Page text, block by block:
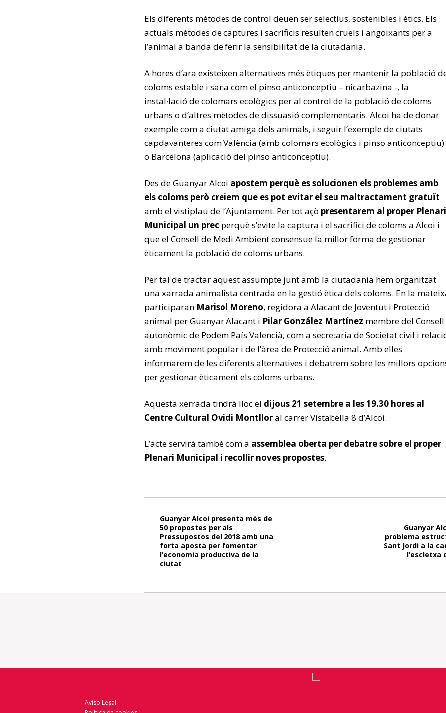
Els diferents mètodes de control deuen ser selectius, sostenibles i ètics. Els
actuals mètodes de captures i sacrificis resulten cruels i angoixants per a
l’animal a banda de ferir la sensibilitat de la ciutadania.
A hores d’ara existeixen alternatives més ètiques per mantenir la població
coloms estable i sana com el pinso anticonceptiu – nicarbazina -, la
instal·lació de colomars ecològics per al control de la població de coloms
urbans o d’altres mètodes de dissuasió complementaris. Alcoi ha de donar
exemple com a ciutat amiga dels animals, i seguir l’exemple de ciutats
capdavanteres com València (amb colomars ecològics i pinso anticonceptiu)
o Barcelona (aplicació del pinso anticonceptiu).
Des de Guanyar Alcoi apostem perquè es solucionen els problemes amb
els coloms però creiem que es pot evitar el seu maltractament gratuït
amb el vistiplau de l’Ajuntament. Per tot açò presentarem al proper Plenari
Municipal un prec perquè s’evite la captura i el sacrifici de coloms a Alcoi i
que el Consell de Medi Ambient consensue la millor forma de gestionar
èticament la població de coloms urbans.
Per tal de tractar aquest assumpte junt amb la ciutadania hem organitzat
una xarrada animalista centrada en la gestió ètica dels coloms. En la
participaran Marisol Moreno, regidora a Alacant de Joventut i Protecció
animal per Guanyar Alacant i Pilar González Martínez membre del Consell
autonòmic de Podem País Valencià, com a secretaria de Societat civil i
amb moviment popular i de l’àrea de Protecció animal. Amb elles
informarem de les diferents alternatives i debatrem sobre les millors
per gestionar èticament els coloms urbans.
Aquesta xerrada tindrà lloc el dijous 21 setembre a les 19.30 hores al
Centre Cultural Ovidi Montlloral carrer Vistabella 8 d’Alcoi.
L’acte servirà també com a assemblea oberta per debatre sobre el proper
Plenari Municipal i recollir noves propostes.
Guanyar
problema
Sant Jordi a la
l’escletxa
Guanyar Alcoi presenta més de
50 propostes per als
Pressupostos del 2018 amb una
forta aposta per fomentar
l’economia productiva de la
ciutat
Aviso Legal